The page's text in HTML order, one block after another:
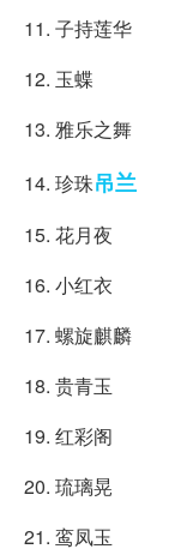
11. 子持莲华
12. 玉蝶
13. 雅乐之舞
14. 珍珠吊兰
15. 花月夜
16. 小红衣
17. 螺旋麒麟
18. 贵青玉
19. 红彩阁
20. 琉璃晃
21. 鸾凤玉